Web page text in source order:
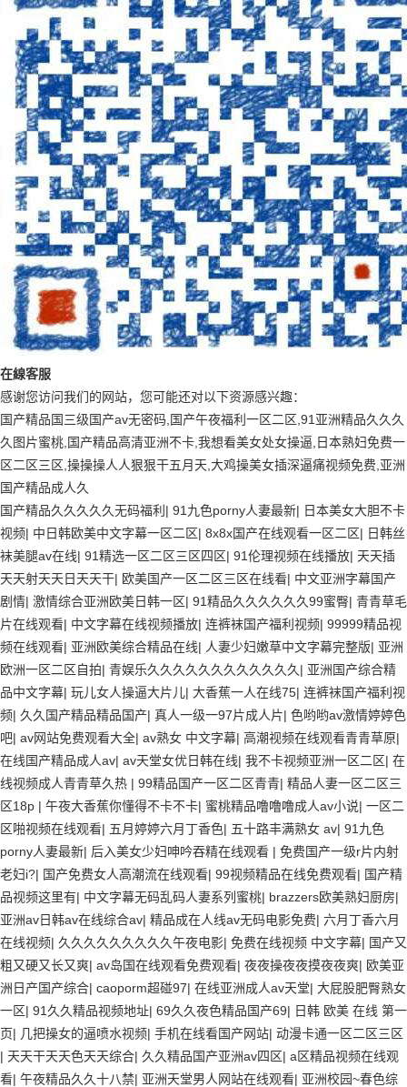
在線客服
感谢您访问我们的网站，您可能还对以下资源感兴趣：
国产精品国三级国产av无密码,国产午夜福利一区二区,91亚洲精品久久久
久图片蜜桃,国产精品高清亚洲不卡,我想看美女处女操逼,日本熟妇免费一
区二区三区,操操操人人狠狠干五月天,大鸡操美女插深逼痛视频免费,亚洲
国产精品成人久
国产精品久久久久久无码福利 | 91九色porny人妻最新| 日本美女大胆不卡
视频| 中日韩欧美中文字幕一区二区| 8x8x国产在线观看一区二区| 日韩丝
袜美腿av在线| 91精选一区二区三区四区| 91伦理视频在线播放| 天天插
天天射天天日天天干| 欧美国产一区二区三区在线看| 中文亚洲字幕国产
剧情| 激情综合亚洲欧美日韩一区| 91精品久久久久久久99蜜臀| 青青草毛
片在线观看| 中文字幕在线视频播放| 连裤袜国产福利视频| 99999精品视
频在线观看| 亚洲欧美综合精品在线| 人妻少妇嫩草中文字幕完整版| 亚洲
欧洲一区二区自拍| 青娱乐久久久久久久久久久久久久 | 亚洲国产综合精
品中文字幕| 玩儿女人操逼大片儿| 大香蕉一人在线75| 连裤袜国产福利视
频| 久久国产精品精品国产| 真人一级一97片成人片| 色哟哟av激情婷婷色
吧| av网站免费观看大全| av熟女 中文字幕| 高潮视频在线观看青青草原|
在线国产精品成人av| av天堂女优日韩在线| 我不卡视频亚洲一区二区| 在
线视频成人青青草久热 | 99精品国产一区二区青青| 精品人妻一区二区三
区18p | 午夜大香蕉你懂得不卡不卡| 蜜桃精品噜噜噜成人av小说| 一区二
区啪视频在线观看| 五月婷婷六月丁香色| 五十路丰满熟女 av| 91九色
porny人妻最新| 后入美女少妇呻吟吞精在线观看 | 免费国产一级r片内射
老妇i?| 国产免费女人高潮流在线观看| 99视频精品在线免费观看| 国产精
品视频这里有| 中文字幕无码乱码人妻系列蜜桃| brazzers欧美熟妇厨房|
亚洲av日韩av在线综合av| 精品成在人线av无码电影免费| 六月丁香六月
在线视频| 久久久久久久久久久午夜电影| 免费在线视频 中文字幕| 国产又
粗又硬又长又爽| av岛国在线观看免费观看| 夜夜操夜夜摸夜夜爽| 欧美亚
洲日产国产综合| caoporm超碰97| 在线亚洲成人av天堂| 大屁股肥臀熟女
一区| 91久久精品视频地址| 69久久夜色精品国产69| 日韩 欧美 在线 第一
页| 几把操女的逼喷水视频| 手机在线看国产网站| 动漫卡通一区二区三区
| 天天干天天色天天综合| 久久精品国产亚洲av四区| a区精品视频在线观
看| 午夜精品久久十八禁| 亚洲天堂男人网站在线观看| 亚洲校园~春色综